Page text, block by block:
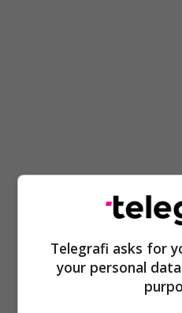
Telegrafi asks for
your personal